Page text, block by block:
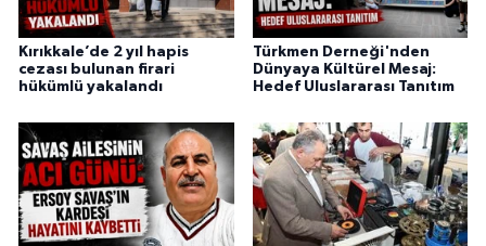
Kırıkkale’de 2 yıl hapis
cezası bulunan firari
hükümlü yakalandı
Türkmen Derneği'nden
Dünyaya Kültürel Mesaj:
Hedef Uluslararası Tanıtım